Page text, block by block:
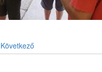
Következő